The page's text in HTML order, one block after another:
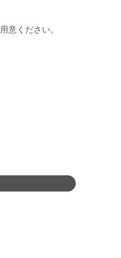
意ください。